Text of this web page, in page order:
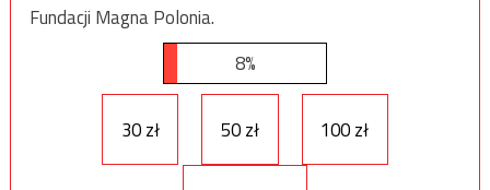
Fundacji Magna Polonia.
8%
30 zł 50 zł 100 zł